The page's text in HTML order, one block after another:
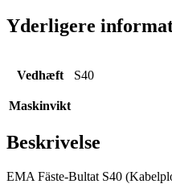
Yderligere
Vedhæft S40
Maskinvikt
Beskrivelse
EMA Fäste-Bultat S40